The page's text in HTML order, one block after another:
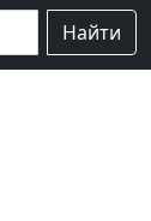
Найти